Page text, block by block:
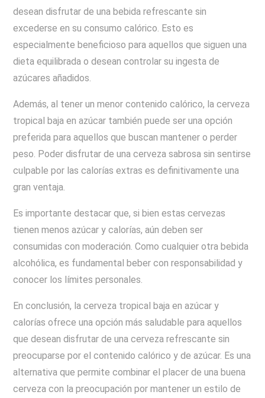
desean disfrutar de una bebida refrescante sin
excederse en su consumo calórico. Esto es
especialmente beneficioso para aquellos que siguen una
dieta equilibrada o desean controlar su ingesta de
azúcares añadidos.
Además, al tener un menor contenido calórico, la cerveza
tropical baja en azúcar también puede ser una opción
preferida para aquellos que buscan mantener o perder
peso. Poder disfrutar de una cerveza sabrosa sin sentirse
culpable por las calorías extras es definitivamente una
gran ventaja.
Es importante destacar que, si bien estas cervezas
tienen menos azúcar y calorías, aún deben ser
consumidas con moderación. Como cualquier otra bebida
alcohólica, es fundamental beber con responsabilidad y
conocer los límites personales.
En conclusión, la cerveza tropical baja en azúcar y
calorías ofrece una opción más saludable para aquellos
que desean disfrutar de una cerveza refrescante sin
preocuparse por el contenido calórico y de azúcar. Es una
alternativa que permite combinar el placer de una buena
cerveza con la preocupación por mantener un estilo de